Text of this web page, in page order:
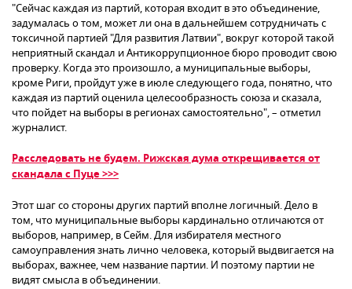
"Сейчас каждая из партий, которая входит в это объединение,
задумалась о том, может ли она в дальнейшем сотрудничать с
токсичной партией "Для развития Латвии", вокруг которой такой
неприятный скандал и Антикоррупционное бюро проводит свою
проверку. Когда это произошло, а муниципальные выборы,
кроме Риги, пройдут уже в июле следующего года, понятно, что
каждая из партий оценила целесообразность союза и сказала,
что пойдет на выборы в регионах самостоятельно", – отметил
журналист.
Расследовать не будем. Рижская дума открещивается от
скандала с Пуце >>>
Этот шаг со стороны других партий вполне логичный. Дело в
том, что муниципальные выборы кардинально отличаются от
выборов, например, в Сейм. Для избирателя местного
самоуправления знать лично человека, который выдвигается на
выборах, важнее, чем название партии. И поэтому партии не
видят смысла в объединении.